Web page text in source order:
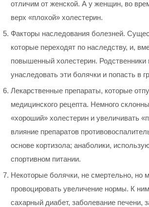
отличим от женской. А у женщин, во
верх «плохой» холестерин.
Факторы наследования болезней.
которые переходят по наследству, и,
повышенный холестерин. Родственники
унаследовать эти болячки и попасть в
Лекарственные препараты, которые
медицинского рецепта. Немного
«хороший» холестерин и увеличивать
влияние препаратов
основе кортизола; анаболики,
спортивном питании.
Некоторые болячки, не смертельно, но
провоцировать увеличение нормы. К
сахарный диабет, заболевание печени,